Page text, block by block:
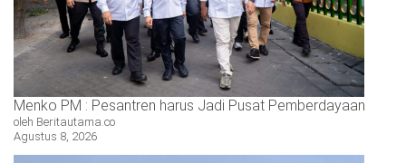
Menko PM : Pesantren harus Jadi Pusat Pemberdayaan
oleh Beritautama.co
Agustus 8, 2026